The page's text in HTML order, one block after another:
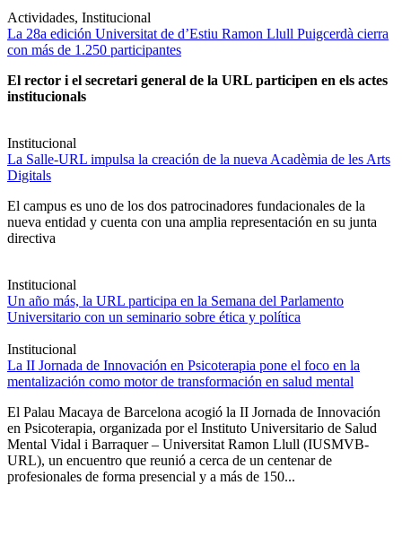
Actividades, Institucional
La 28a edición Universitat de d’Estiu Ramon Llull Puigcerdà cierra
con más de 1.250 participantes
El rector i el secretari general de la URL participen en els actes
institucionals
Institucional
La Salle-URL impulsa la creación de la nueva Acadèmia de les Arts
Digitals
El campus es uno de los dos patrocinadores fundacionales de la
nueva entidad y cuenta con una amplia representación en su junta
directiva
Institucional
Un año más, la URL participa en la Semana del Parlamento
Universitario con un seminario sobre ética y política
Institucional
La II Jornada de Innovación en Psicoterapia pone el foco en la
mentalización como motor de transformación en salud mental
El Palau Macaya de Barcelona acogió la II Jornada de Innovación
en Psicoterapia, organizada por el Instituto Universitario de Salud
Mental Vidal i Barraquer – Universitat Ramon Llull (IUSMVB-
URL), un encuentro que reunió a cerca de un centenar de
profesionales de forma presencial y a más de 150...